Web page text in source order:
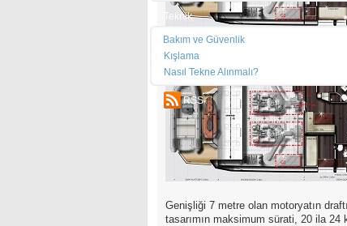
Teknik
Bakım ve Güvenlik
Kışlama
Nasıl Tekne Alınmalı?
RSS
Genişliği 7 metre olan motoryatın
tasarımın maksimum sürati, 20 ila 24